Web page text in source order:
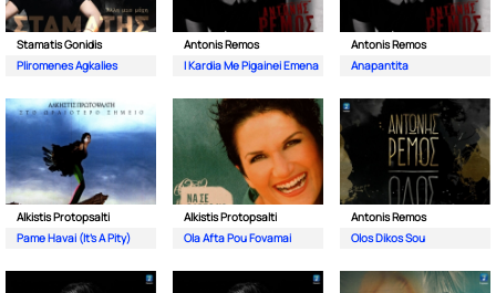
Stamatis Gonidis
Pliromenes Agkalies
Antonis Remos
I Kardia Me Pigainei Emena
Antonis Remos
Anapantita
Alkistis Protopsalti
Pame Havai (It's A Pity)
Alkistis Protopsalti
Ola Afta Pou Fovamai
Antonis Remos
Olos Dikos Sou